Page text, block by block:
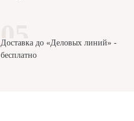
Доставка до «Деловых линий» -
бесплатно